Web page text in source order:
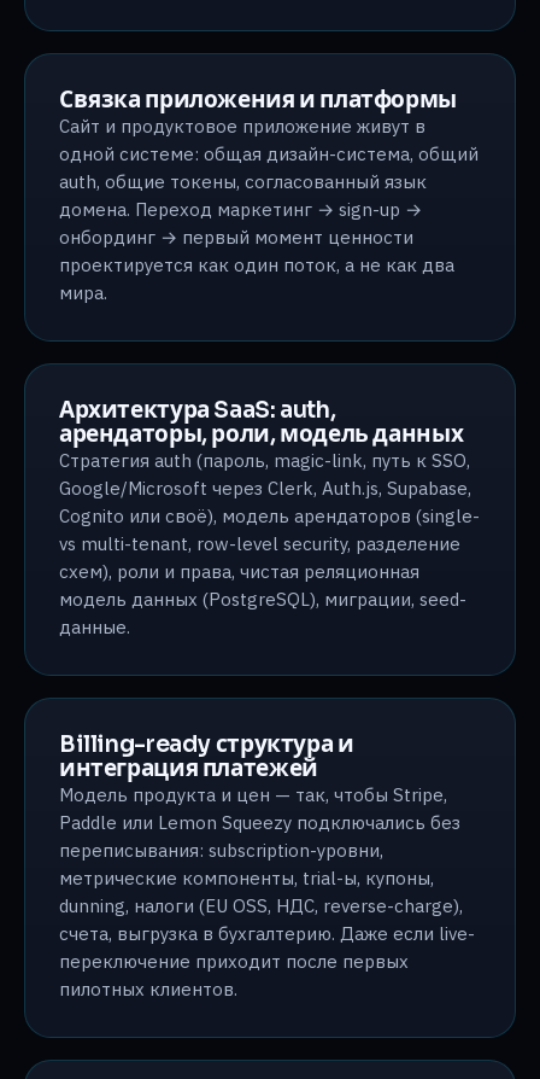
Связка приложения и платформы
Сайт и продуктовое приложение живут в
одной системе: общая дизайн-система, общий
auth, общие токены, согласованный язык
домена. Переход маркетинг → sign-up →
онбординг → первый момент ценности
проектируется как один поток, а не как два
мира.
Архитектура SaaS: auth,
арендаторы, роли, модель данных
Стратегия auth (пароль, magic-link, путь к SSO,
Google/Microsoft через Clerk, Auth.js, Supabase,
Cognito или своё), модель арендаторов (single-
vs multi-tenant, row-level security, разделение
схем), роли и права, чистая реляционная
модель данных (PostgreSQL), миграции, seed-
данные.
Billing-ready структура и
интеграция платежей
Модель продукта и цен — так, чтобы Stripe,
Paddle или Lemon Squeezy подключались без
переписывания: subscription-уровни,
метрические компоненты, trial-ы, купоны,
dunning, налоги (EU OSS, НДС, reverse-charge),
счета, выгрузка в бухгалтерию. Даже если live-
переключение приходит после первых
пилотных клиентов.